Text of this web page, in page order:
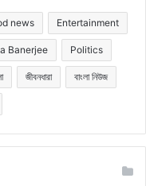
news Entertainment
Banerjee Politics
জীবনধারা বাংলা নিউজ